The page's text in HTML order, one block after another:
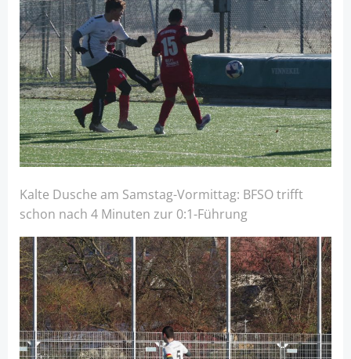
Kalte Dusche am Samstag-Vormittag: BFSO trifft
schon nach 4 Minuten zur 0:1-Führung